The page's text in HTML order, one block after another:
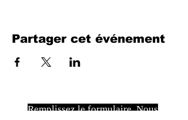
Partager cet événement
Remplissez le formulaire. Nous